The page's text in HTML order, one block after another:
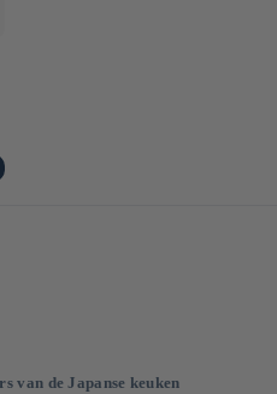
van de Japanse keuken